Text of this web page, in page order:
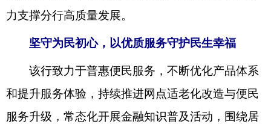
力支撑分行高质量发展。
坚守为民初心，以优质服务守护民生幸福
该行致力于普惠便民服务，不断优化产品体系
和提升服务体验，持续推进网点适老化改造与便民
服务升级，常态化开展金融知识普及活动，围绕居